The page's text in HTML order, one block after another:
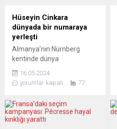
Hüseyin Cinkara
dünyada bir numaraya
yerleşti
Almanya’nın Nürnberg
kentinde dünya
şampiyonluk eleme maçına
çıkan cruser sıklet
boksörümüz Hüseyin
rakibini ikinci rauntta nakavt
ederek dünya şampiyonluk
16.05.2024
yorumlar kapalı
77